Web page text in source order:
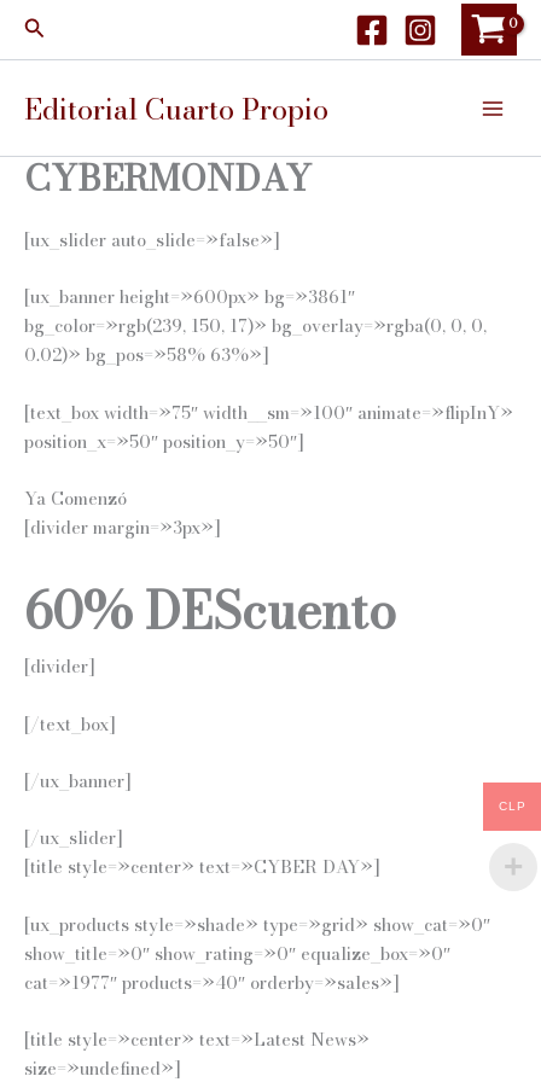
Buscar
Editorial Cuarto Propio
CYBERMONDAY
[ux_slider auto_slide=»false»]
[ux_banner height=»600px» bg=»3861″
bg_color=»rgb(239, 150, 17)» bg_overlay=»rgba(0, 0, 0,
0.02)» bg_pos=»58% 63%»]
[text_box width=»75″ width__sm=»100″ animate=»flipInY»
position_x=»50″ position_y=»50″]
Ya Comenzó
[divider margin=»3px»]
60% DEScuento
[divider]
[/text_box]
[/ux_banner]
[/ux_slider]
[title style=»center» text=»CYBER DAY»]
[ux_products style=»shade» type=»grid» show_cat=»0″
show_title=»0″ show_rating=»0″ equalize_box=»0″
cat=»1977″ products=»40″ orderby=»sales»]
[title style=»center» text=»Latest News»
size=»undefined»]
CLP